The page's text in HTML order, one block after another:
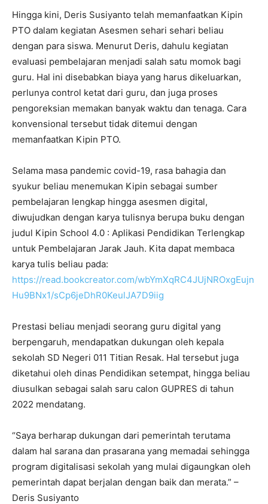
Hingga kini, Deris Susiyanto telah memanfaatkan Kipin
PTO dalam kegiatan Asesmen sehari sehari beliau
dengan para siswa. Menurut Deris, dahulu kegiatan
evaluasi pembelajaran menjadi salah satu momok bagi
guru. Hal ini disebabkan biaya yang harus dikeluarkan,
perlunya control ketat dari guru, dan juga proses
pengoreksian memakan banyak waktu dan tenaga. Cara
konvensional tersebut tidak ditemui dengan
memanfaatkan Kipin PTO.
Selama masa pandemic covid-19, rasa bahagia dan
syukur beliau menemukan Kipin sebagai sumber
pembelajaran lengkap hingga asesmen digital,
diwujudkan dengan karya tulisnya berupa buku dengan
judul Kipin School 4.0 : Aplikasi Pendidikan Terlengkap
untuk Pembelajaran Jarak Jauh. Kita dapat membaca
karya tulis beliau pada:
https://read.bookcreator.com/wbYmXqRC4JUjNROxgEujn
Hu9BNx1/sCp6jeDhR0KeulJA7D9iig
Prestasi beliau menjadi seorang guru digital yang
berpengaruh, mendapatkan dukungan oleh kepala
sekolah SD Negeri 011 Titian Resak. Hal tersebut juga
diketahui oleh dinas Pendidikan setempat, hingga beliau
diusulkan sebagai salah saru calon GUPRES di tahun
2022 mendatang.
“Saya berharap dukungan dari pemerintah terutama
dalam hal sarana dan prasarana yang memadai sehingga
program digitalisasi sekolah yang mulai digaungkan oleh
pemerintah dapat berjalan dengan baik dan merata.” –
Deris Susiyanto